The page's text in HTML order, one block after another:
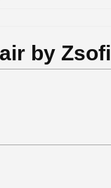
by Zsofi